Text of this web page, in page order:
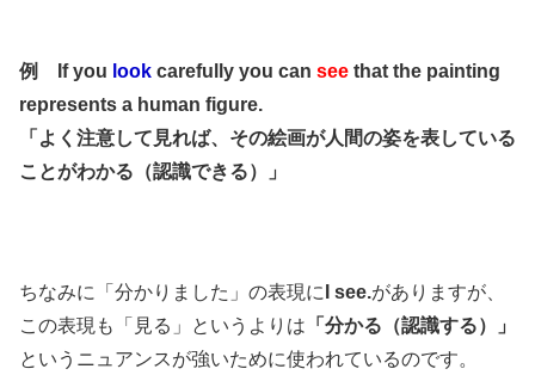
例 If you look carefully you can see that the painting
represents a human figure.
「よく注意して見れば、その絵画が人間の姿を表している
ことがわかる（認識できる）」
ちなみに「分かりました」の表現に I see.がありますが、
この表現も「見る」というよりは 「分かる（認識する）」
というニュアンスが強いために使われているのです。